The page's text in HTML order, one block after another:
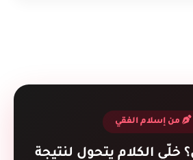
من إسلام الفقي
خلّي الكلام يتحول لنتيجة